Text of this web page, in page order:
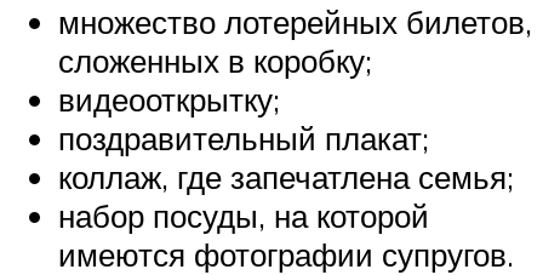
множество лотерейных билетов,
сложенных в коробку;
видеооткрытку;
поздравительный плакат;
коллаж, где запечатлена семья;
набор посуды, на которой
имеются фотографии супругов.